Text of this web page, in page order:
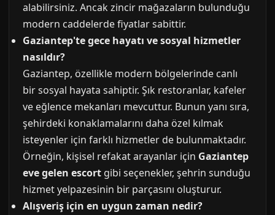
alabilirsiniz. Ancak zincir mağazaların bulunduğu
modern caddelerde fiyatlar sabittir.
Gaziantep'te gece hayatı ve sosyal hizmetler
nasıldır?
Gaziantep, özellikle modern bölgelerinde canlı
bir sosyal hayata sahiptir. Şık restoranlar, kafeler
ve eğlence mekanları mevcuttur. Bunun yanı sıra,
şehirdeki konaklamalarını daha özel kılmak
isteyenler için farklı hizmetler de bulunmaktadır.
Örneğin, kişisel refakat arayanlar için Gaziantep
eve gelen escort gibi seçenekler, şehrin sunduğu
hizmet yelpazesinin bir parçasını oluşturur.
Alışveriş için en uygun zaman nedir?